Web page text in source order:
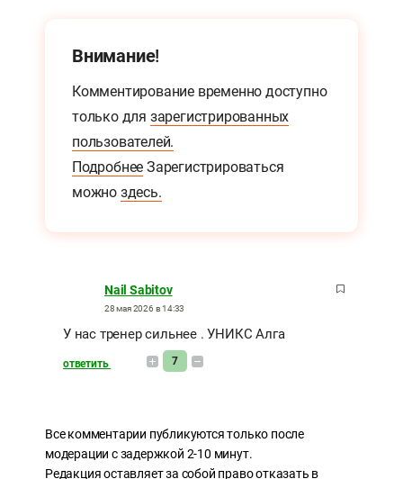
Внимание!
Комментирование временно доступно
только для зарегистрированных
пользователей.
Подробнее Зарегистрироваться
можно здесь.
Nail Sabitov
28 мая 2026 в 14:33
У нас тренер сильнее . УНИКС Алга
ответить 7
Все комментарии публикуются только после
модерации с задержкой 2-10 минут.
Редакция оставляет за собой право отказать в